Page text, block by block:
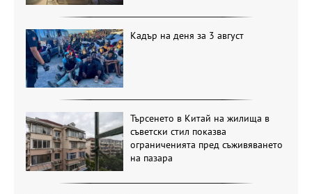
Кадър на деня за 3 август
Търсенето в Китай на жилища в
съветски стил показва
ограниченията пред съживяването
на пазара